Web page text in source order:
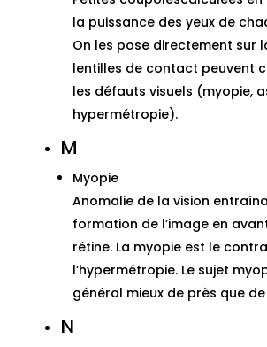
la puissance des yeux de
On les pose directement sur
lentilles de contact peuvent
les défauts visuels (myopie,
hypermétropie).
M
Myopie
Anomalie de la vision
formation de l’image en
rétine. La myopie est le
l’hypermétropie. Le sujet
général mieux de près que
N